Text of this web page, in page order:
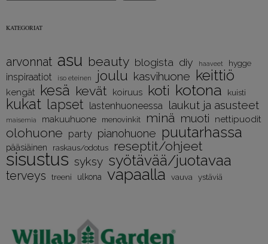
KATEGORIAT
arvonnat asu beauty blogista diy haaveet hygge
inspiraatiot iso eteinen joulu kasvihuone keittiö
kengät kesä kevät koiruus koti kotona kuisti
kukat lapset lastenhuoneessa laukut ja asusteet
maisemia makuuhuone menovinkit minä muoti nettipuodit
olohuone party pianohuone puutarhassa
pääsiäinen raskaus/odotus reseptit/ohjeet
sisustus syksy syötävää/juotavaa
terveys treeni ulkona vapaalla vauva ystäviä